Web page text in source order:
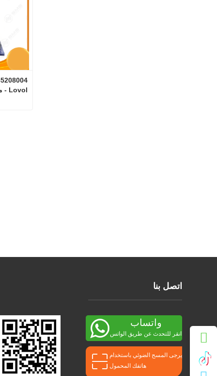
Lovol - مستنسخة بكميات كبيرة
اتصل بنا
واتساب
انقر للتحدث عن طريق الواتس
اب
يرجى المسح الضوئي باستخدام
هاتفك المحمول